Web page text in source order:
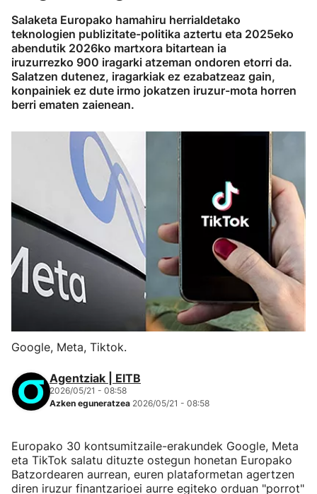
Salaketa Europako hamahiru herrialdetako
teknologien publizitate-politika aztertu eta 2025eko
abendutik 2026ko martxora bitartean ia
iruzurrezko 900 iragarki atzeman ondoren etorri da.
Salatzen dutenez, iragarkiak ez ezabatzeaz gain,
konpainiek ez dute irmo jokatzen iruzur-mota horren
berri ematen zaienean.
Google, Meta, Tiktok.
Agentziak | EITB
2026/05/21 - 08:58
Azken eguneratzea 2026/05/21 - 08:58
Europako 30 kontsumitzaile-erakundek Google, Meta
eta TikTok salatu dituzte ostegun honetan Europako
Batzordearen aurrean, euren plataformetan agertzen
diren iruzur finantzarioei aurre egiteko orduan "porrot"